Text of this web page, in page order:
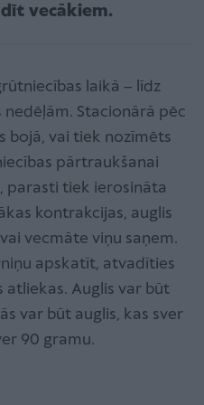
vecākiem.
laikā – līdz
Stacionārā pēc
bojā, vai tiek nozīmēts
pārtraukšanai
parasti tiek ierosināta
kontrakcijas, auglis
vecmāte viņu saņem.
apskatīt, atvadīties
atliekas. Auglis var būt
var būt auglis, kas sver
90 gramu.